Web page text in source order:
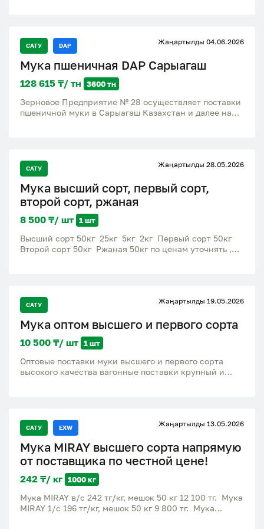
50кг Цена: - первый сорт от 180 тг/кг - высший от 263
тг/кг Доставка : по Караганде и региону от 500 кг
бесплатно Доставка по Казахстану договорная
Контакты : 8 777 - 161 - 20 - 20
САТУ DAP Жаңартылды 04.06.2026
Мука пшеничная DAP Сарыагаш
128 615 ₸/ тн 3600 тн
Зерновое Предприятие № 28 осуществляет поставки
пшеничной муки в Сарыагаш Казахстан и далее на
на поставку в Сарыагаш до 3600 тонн муки /
ежемесячно. Осуществляем поставки ЖД вагонами
(крытыми ЖД вагонами). Минимальная партия к
поставке от 68 тонн (ЖД вагонами).
САТУ Жаңартылды 28.05.2026
Мука высший сорт, первый сорт,
второй сорт, ржаная
8 500 ₸/ шт 1 шт
Высший сорт 50кг 25кг 5кг 2кг Первый сорт 50кг
Второй сорт 50кг Ржаная 50кг по ценам уточнять ,
САТУ Жаңартылды 19.05.2026
Мука оптом высшего и первого сорта
10 500 ₸/ шт 1 шт
Оптовые поставки муки высшего и первого сорта
высокого качества вагонные поставки крупный и
сотрудничеству!!!
САТУ EXW Жаңартылды 13.05.2026
Мука MIRAY высшего сорта напрямую
от поставщика по честной цене!
242 ₸/ кг 1000 кг
Мука MIRAY в/с 242 тг/кг, мешок 50 кг 12 100 тг. Мука
MIRAY 1/с 196 тг/кг, мешок 50 кг 9 800 тг. Мука